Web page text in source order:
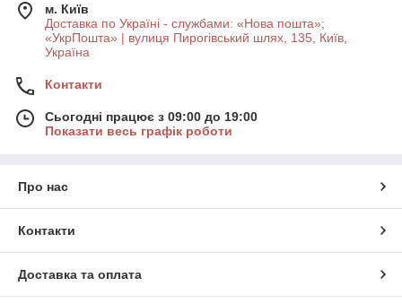
м. Київ
Доставка по Україні - службами: «Нова пошта»;
«УкрПошта» | вулиця Пирогівський шлях, 135, Київ,
Україна
Контакти
Сьогодні працює з 09:00 до 19:00
Показати весь графік роботи
Про нас
Контакти
Доставка та оплата